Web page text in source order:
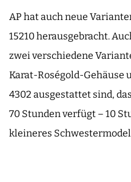
AP hat auch neue
15210 herausgebracht.
zwei verschiedene
Karat-Roségold-Gehäuse
4302 ausgestattet sind,
70 Stunden verfügt – 10
kleineres